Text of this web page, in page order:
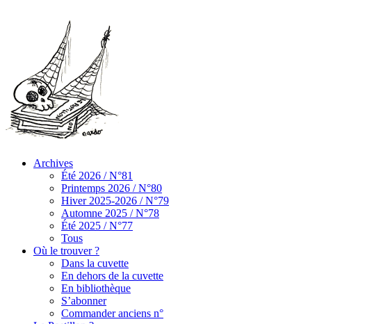
Archives
Été 2026 / N°81
Printemps 2026 / N°80
Hiver 2025-2026 / N°79
Automne 2025 / N°78
Été 2025 / N°77
Tous
Où le trouver ?
Dans la cuvette
En dehors de la cuvette
En bibliothèque
S’abonner
Commander anciens n°